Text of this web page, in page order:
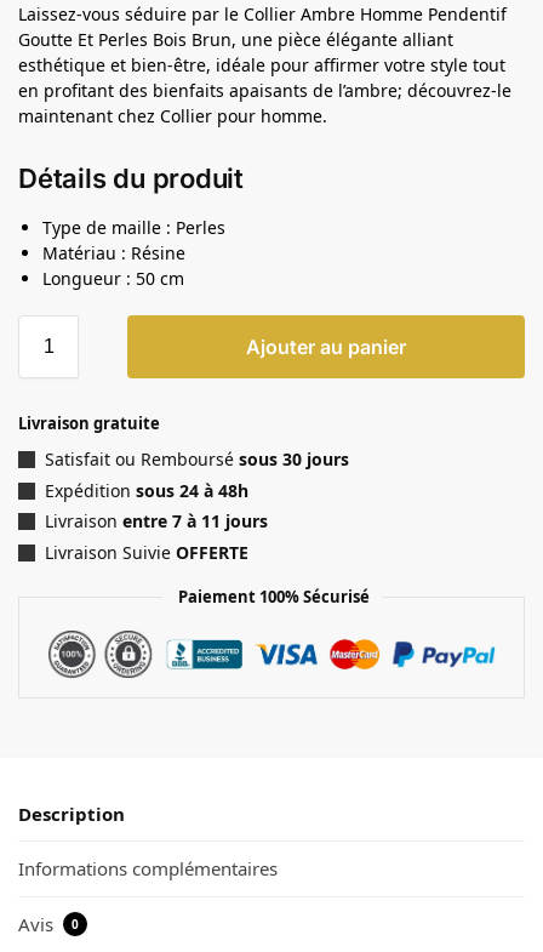
Laissez-vous séduire par le Collier Ambre Homme Pendentif
Goutte Et Perles Bois Brun, une pièce élégante alliant
esthétique et bien-être, idéale pour affirmer votre style tout
en profitant des bienfaits apaisants de l’ambre; découvrez-le
maintenant chez Collier pour homme.
Détails du produit
Type de maille : Perles
Matériau : Résine
Longueur : 50 cm
Ajouter au panier
Livraison gratuite
Satisfait ou Remboursé sous 30 jours
Expédition sous 24 à 48h
Livraison entre 7 à 11 jours
Livraison Suivie OFFERTE
Paiement 100% Sécurisé
Description
Informations complémentaires
Avis 0